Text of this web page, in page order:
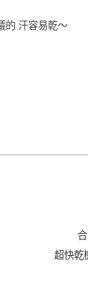
的 汗容易乾～
超快乾